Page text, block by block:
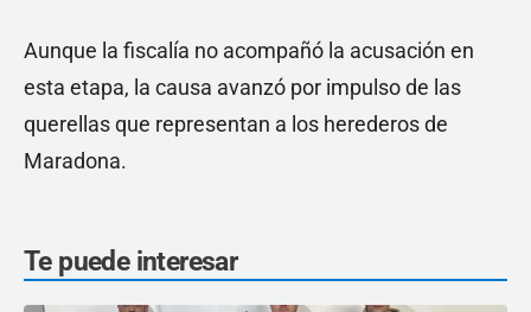
Aunque la fiscalía no acompañó la acusación en
esta etapa, la causa avanzó por impulso de las
querellas que representan a los herederos de
Maradona.
Te puede interesar